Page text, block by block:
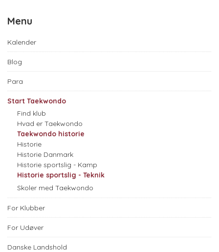
Menu
Kalender
Blog
Para
Start Taekwondo
Find klub
Hvad er Taekwondo
Taekwondo historie
Historie
Historie Danmark
Historie sportslig - Kamp
Historie sportslig - Teknik
Skoler med Taekwondo
For Klubber
For Udøver
Danske Landshold